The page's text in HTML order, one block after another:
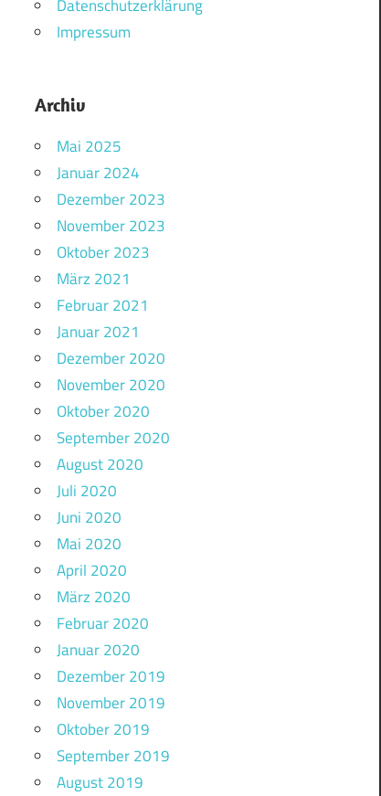
Datenschutzerklärung
Impressum
Archiv
Mai 2025
Januar 2024
Dezember 2023
November 2023
Oktober 2023
März 2021
Februar 2021
Januar 2021
Dezember 2020
November 2020
Oktober 2020
September 2020
August 2020
Juli 2020
Juni 2020
Mai 2020
April 2020
März 2020
Februar 2020
Januar 2020
Dezember 2019
November 2019
Oktober 2019
September 2019
August 2019